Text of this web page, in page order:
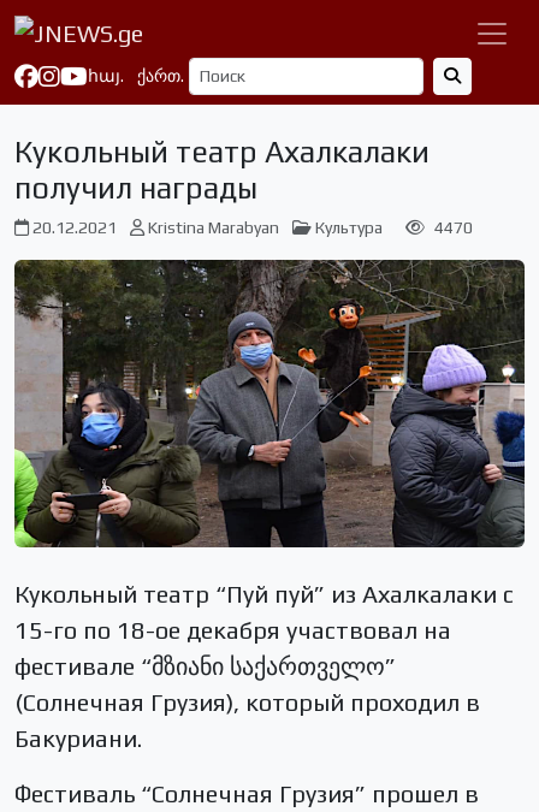
հայ. ქართ.
Кукольный театр Ахалкалаки
получил награды
20.12.2021 Kristina Marabyan Культура 4470
Кукольный театр “Пуй пуй” из Ахалкалаки с
15-го по 18-ое декабря участвовал на
фестивале “მზიანი საქართველო”
(Солнечная Грузия), который проходил в
Бакуриани.
Фестиваль “Солнечная Грузия” прошел в